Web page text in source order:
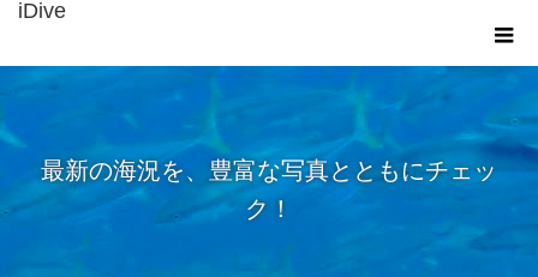
iDive
最新の海況を、豊富な写真とともにチェッ
ク！